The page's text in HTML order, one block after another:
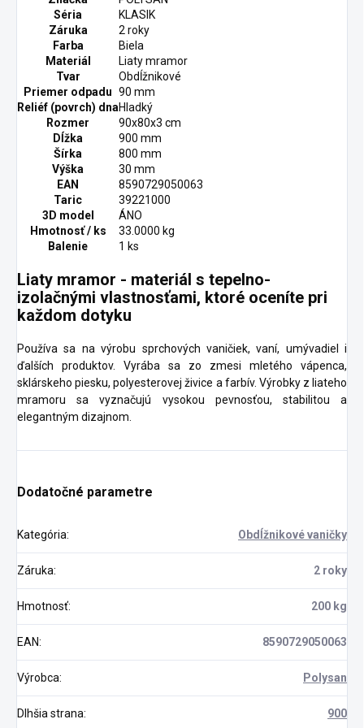
Séria
KLASIK
Záruka
2 roky
Farba
Biela
Materiál
Liaty mramor
Tvar
Obdĺžnikové
Priemer odpadu 90 mm
Reliéf (povrch) dnaHladký
Rozmer
90x80x3 cm
Dĺžka
900 mm
Šírka
800 mm
Výška
30 mm
EAN
8590729050063
Taric
39221000
3D model
ÁNO
Hmotnosť / ks
33.0000 kg
Balenie
1 ks
Liaty mramor - materiál s tepelno-
izolačnými vlastnosťami, ktoré oceníte pri
každom dotyku
Používa sa na výrobu sprchových vaničiek, vaní, umývadiel i
ďalších produktov. Vyrába sa zo zmesi mletého vápenca,
sklárskeho piesku, polyesterovej živice a farbív. Výrobky z liateho
mramoru sa vyznačujú vysokou pevnosťou, stabilitou a
elegantným dizajnom.
Dodatočné parametre
Kategória: Obdĺžnikové vaničky
Záruka: 2 roky
Hmotnosť: 200 kg
EAN: 8590729050063
Výrobca: Polysan
Dlhšia strana: 900